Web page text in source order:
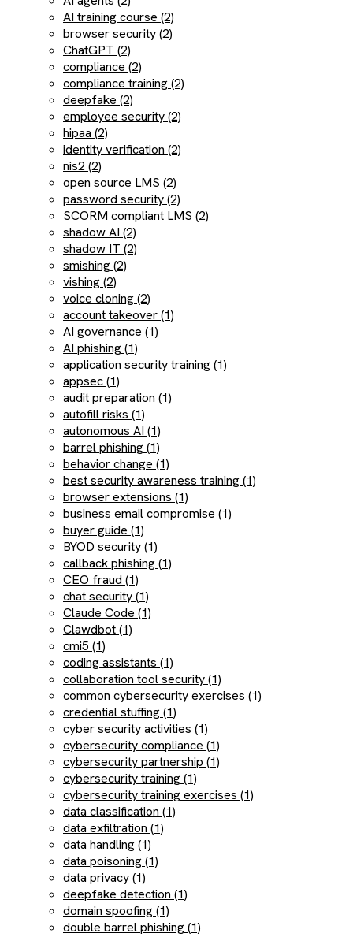
AI training course (2)
browser security (2)
ChatGPT (2)
compliance (2)
compliance training (2)
deepfake (2)
employee security (2)
hipaa (2)
identity verification (2)
nis2 (2)
open source LMS (2)
password security (2)
SCORM compliant LMS (2)
shadow AI (2)
shadow IT (2)
smishing (2)
vishing (2)
voice cloning (2)
account takeover (1)
AI governance (1)
AI phishing (1)
application security training (1)
appsec (1)
audit preparation (1)
autofill risks (1)
autonomous AI (1)
barrel phishing (1)
behavior change (1)
best security awareness training (1)
browser extensions (1)
business email compromise (1)
buyer guide (1)
BYOD security (1)
callback phishing (1)
CEO fraud (1)
chat security (1)
Claude Code (1)
Clawdbot (1)
cmi5 (1)
coding assistants (1)
collaboration tool security (1)
common cybersecurity exercises (1)
credential stuffing (1)
cyber security activities (1)
cybersecurity compliance (1)
cybersecurity partnership (1)
cybersecurity training (1)
cybersecurity training exercises (1)
data classification (1)
data exfiltration (1)
data handling (1)
data poisoning (1)
data privacy (1)
deepfake detection (1)
domain spoofing (1)
double barrel phishing (1)